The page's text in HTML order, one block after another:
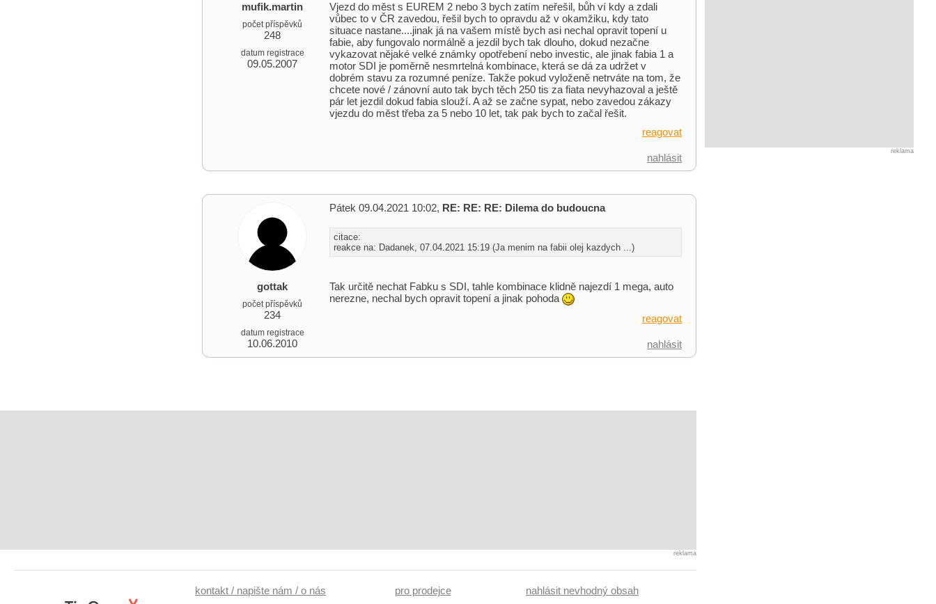
mufik.martin
počet příspěvků
248
datum registrace
09.05.2007
Vjezd do měst s EUREM 2 nebo 3 bych zatím neřešil, bůh ví kdy a zdali
vůbec to v ČR zavedou, řešil bych to opravdu až v okamžiku, kdy tato
situace nastane....jinak já na vašem místě bych asi nechal opravit topení u
fabie, aby fungovalo normálně a jezdil bych tak dlouho, dokud nezačne
vykazovat nějaké velké známky opotřebení nebo investic, ale jinak fabia 1 a
motor SDI je poměrně nesmrtelná kombinace, která se dá za udržet v
dobrém stavu za rozumné peníze. Takže pokud vyloženě netrváte na tom, že
chcete nové / zánovní auto tak bych těch 250 tis za fiata nevyhazoval a ještě
pár let jezdil dokud fabia slouží. A až se začne sypat, nebo zavedou zákazy
vjezdu do měst třeba za 5 nebo 10 let, tak pak bych to začal řešit.
reagovat
nahlásit
gottak
počet příspěvků
234
datum registrace
10.06.2010
Pátek 09.04.2021 10:02, RE: RE: RE: Dilema do budoucna
citace:
reakce na: Dadanek, 07.04.2021 15:19 (Ja menim na fabii olej kazdych ...)
Tak určitě nechat Fabku s SDI, tahle kombinace klidně najezdí 1 mega, auto
nerezne, nechal bych opravit topení a jinak pohoda
reagovat
nahlásit
reklama
reklama
kontakt / napište nám / o nás pro prodejce nahlásit nevhodný obsah